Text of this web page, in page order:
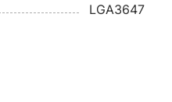
LGA3647